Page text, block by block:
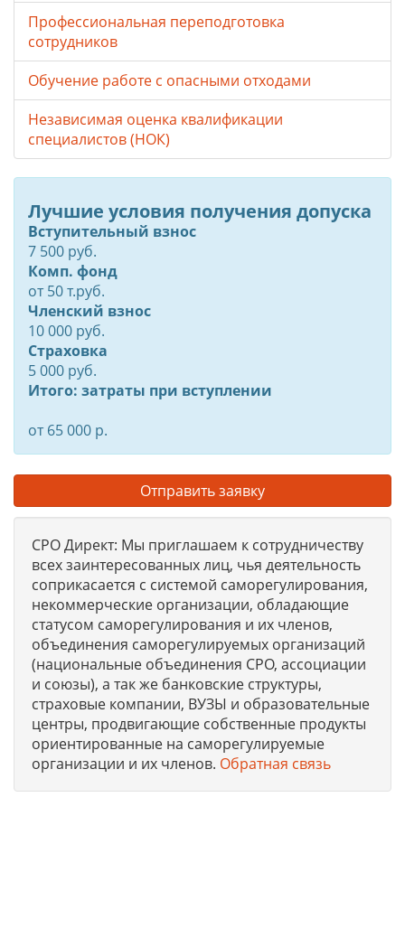
Профессиональная переподготовка
сотрудников
Обучение работе с опасными отходами
Независимая оценка квалификации
специалистов (НОК)
Лучшие условия получения допуска
Вступительный взнос
7 500 руб.
Комп. фонд
от50т.руб.
Членский взнос
10 000 руб.
Страховка
5 000 руб.
Итого: затраты при вступлении
от 65 000 р.
Отправить заявку
СРО Директ: Мы приглашаем к сотрудничеству
всех заинтересованных лиц, чья деятельность
соприкасается с системой саморегулирования,
некоммерческие организации, обладающие
статусом саморегулирования и их членов,
объединения саморегулируемых организаций
(национальные объединения СРО, ассоциации
и союзы), а так же банковские структуры,
страховые компании, ВУЗЫ и образовательные
центры, продвигающие собственные продукты
ориентированные на саморегулируемые
организации и их членов. Обратная связь